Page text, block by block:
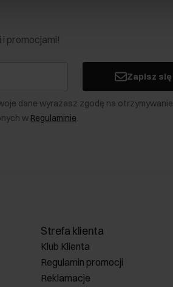
promocjami!
Zapisz się
dane wyrażasz zgodę na otrzymywanie
w Regulaminie.
Strefa klienta
Klub Klienta
Regulamin promocji
Reklamacje